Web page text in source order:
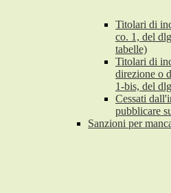
Titolari di
co. 1, del
tabelle)
Titolari di
direzione o
1-bis, del
Cessati
pubblicare
Sanzioni per